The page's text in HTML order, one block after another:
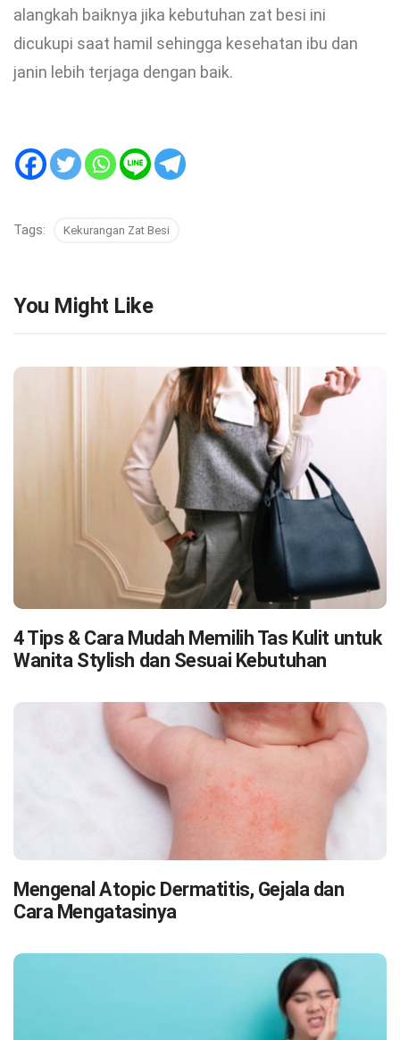
alangkah baiknya jika kebutuhan zat besi ini
dicukupi saat hamil sehingga kesehatan ibu dan
janin lebih terjaga dengan baik.
Tags: Kekurangan Zat Besi
You Might Like
4 Tips & Cara Mudah Memilih Tas Kulit untuk
Wanita Stylish dan Sesuai Kebutuhan
Mengenal Atopic Dermatitis, Gejala dan
Cara Mengatasinya